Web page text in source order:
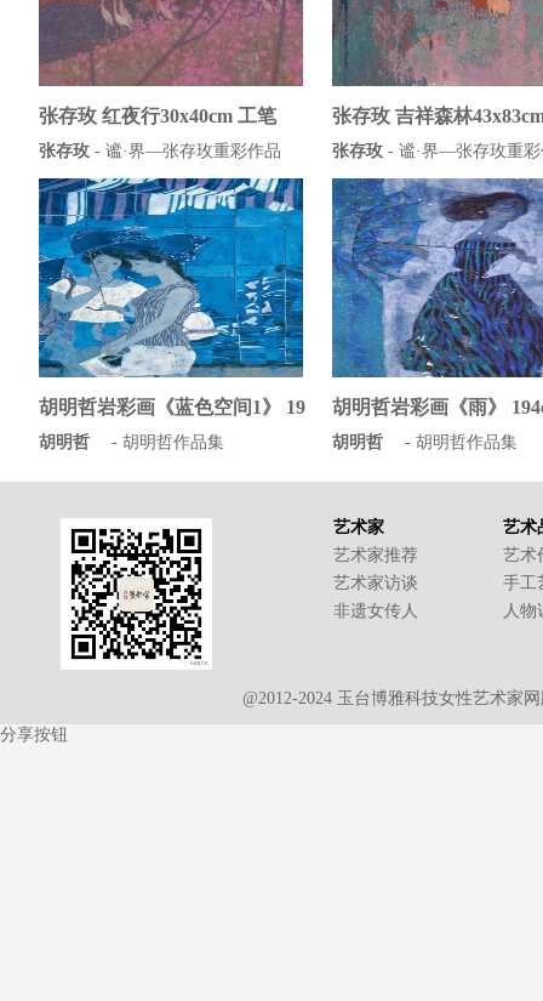
张存玫 红夜行30x40cm 工笔
张存玫 - 谧·界—张存玫重彩作品
张存玫 吉祥森林
张存玫 - 谧·界—张存玫重
胡明哲岩彩画《蓝色空间1》 19
胡明哲 - 胡明哲作品集
胡明哲岩彩画《雨》
胡明哲 - 胡明哲作品集
艺术家
艺术家推荐
艺术家访谈
非遗女传人
艺术
艺术
手工
人物
@2012-2024 玉台博雅科技女性艺术家
分享按钮